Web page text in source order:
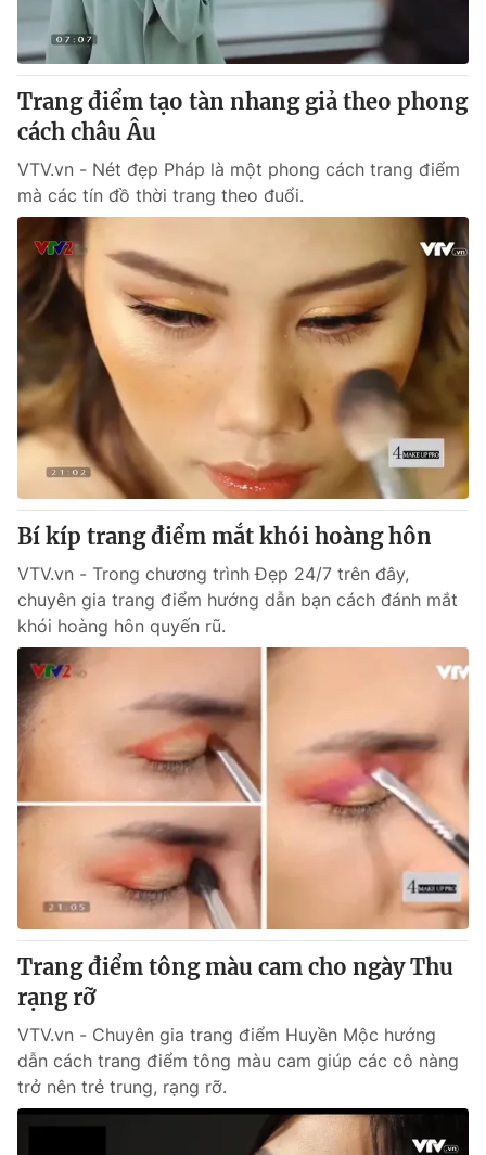
Sản phẩm
Thị trường
Tư vấn
Lịch phát sóng
Chuyên mục khác
Emagazine Podcast
Photo
Video Shorts video
VTV Money
VTV Sức khoẻ Bất động sản
Thị trường 24h Tấm lòng Việt
VTV4 Vươn mình bằng AI
VTV9 VTV8
Liên hệ tòa soạn English
Theo dõi báo trên
Cơ quan chủ quản: Đài Truyền hình Việt Nam
Cơ quan báo chí:Thời báo VTV
Giấy phép hoạt động báo in và báo điện tử số 483/GP-BTTTT
cấp ngày 29/12/2023
Tổng Biên tập:Vũ Thanh Thủy
Phó Tổng Biên tập:Nguyễn Thị Mỹ Hạnh, Phạm Quốc Thắng,
Nguyễn Trọng Ninh
Tổng đài VTV:024.38 355 931 - 024.38 355 932
024.66 897 897
Trang điểm tạo tàn nhang giả theo phong
cách châu Âu
VTV.vn - Nét đẹp Pháp là một phong cách trang điểm
mà các tín đồ thời trang theo đuổi.
Bí kíp trang điểm mắt khói hoàng hôn
VTV.vn - Trong chương trình Đẹp 24/7 trên đây,
chuyên gia trang điểm hướng dẫn bạn cách đánh mắt
khói hoàng hôn quyến rũ.
Trang điểm tông màu cam cho ngày Thu
rạng rỡ
VTV.vn - Chuyên gia trang điểm Huyền Mộc hướng
dẫn cách trang điểm tông màu cam giúp các cô nàng
trở nên trẻ trung, rạng rỡ.